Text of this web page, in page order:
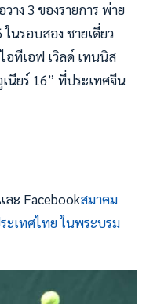
าง 3 ของรายการ พ่าย
นรอบสอง ชายเดี่ยว
อทีเอฟ เวิลด์ เทนนิส
เนียร์ 16” ที่ประเทศจีน
ะ Facebookสมาคม
เทศไทย ในพระบรม